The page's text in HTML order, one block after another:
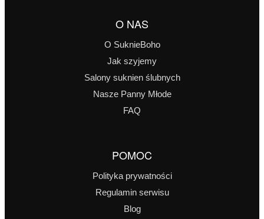
O NAS
O SuknieBoho
Jak szyjemy
Salony suknien ślubnych
Nasze Panny Młode
FAQ
POMOC
Polityka prywatności
Regulamin serwisu
Blog